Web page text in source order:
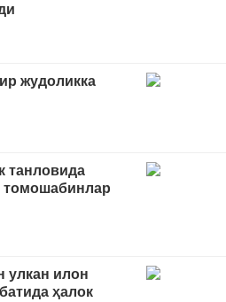
жудоликка
танловида
томошабинлар
улкан илон
ҳалок